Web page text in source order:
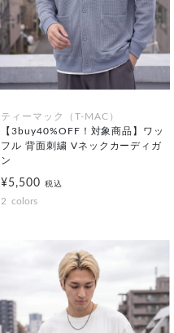
ティーマック（T-MAC）
【3buy40%OFF！対象商品】ワッ
フル 背面刺繍 Vネックカーディガ
ン
¥5,500 税込
2 colors